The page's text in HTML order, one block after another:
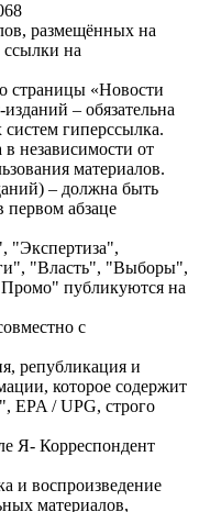
размещённых на
ссылки на
страницы «Новости
– обязательна
гиперссылка.
независимости от
материалов.
– должна быть
первом абзаце
"Экспертиза",
"Власть", "Выборы",
публикуются на
с
републикация и
которое содержит
EPA / UPG, строго
Я- Корреспондент
и воспроизведение
материалов,